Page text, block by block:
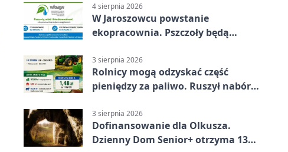
4 sierpnia 2026
W Jaroszowcu powstanie
ekopracownia. Pszczoły będą
3 sierpnia 2026
Rolnicy mogą odzyskać część
pieniędzy za paliwo. Ruszył nabór
3 sierpnia 2026
Dofinansowanie dla Olkusza.
Dzienny Dom Senior+ otrzyma 134